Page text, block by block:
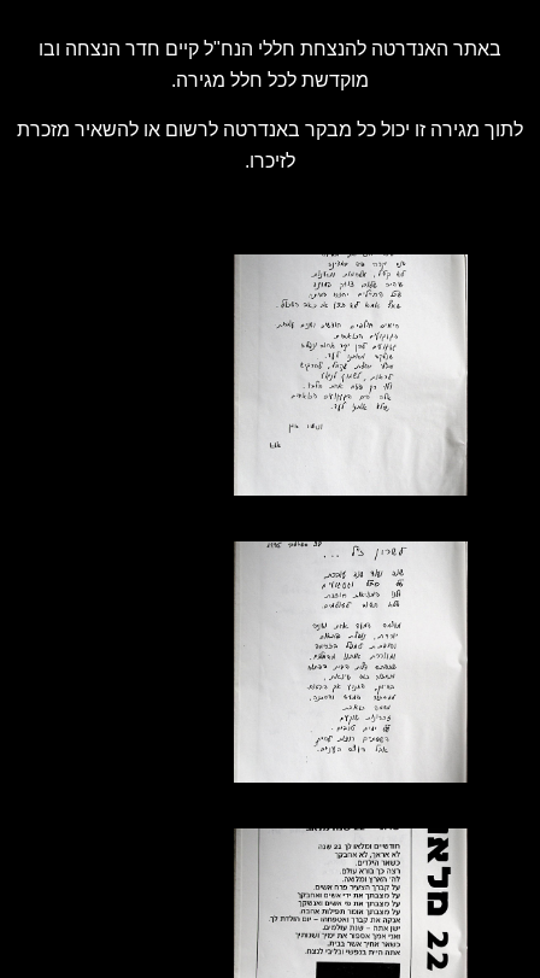
באתר האנדרטה להנצחת חללי הנח"ל קיים חדר הנצחה ובו
מוקדשת לכל חלל מגירה.
לתוך מגירה זו יכול כל מבקר באנדרטה לרשום או להשאיר מזכרת
לזיכרו.